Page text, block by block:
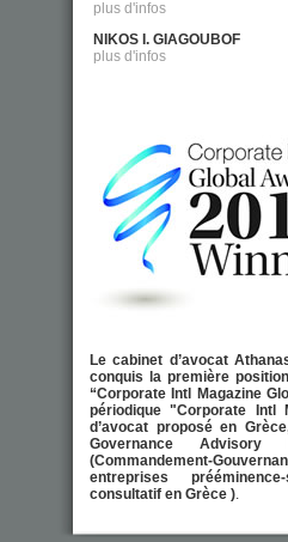
plus d'infos
NIKOS I. GIAGOUBOF
plus d'infos
Le cabinet d’avocat
conquis la première
“Corporate Intl Magazine
périodique "Corporate Intl
d’avocat proposé en
Governance Advisory
(Commandement-
entreprises
consultatif en Grèce ).